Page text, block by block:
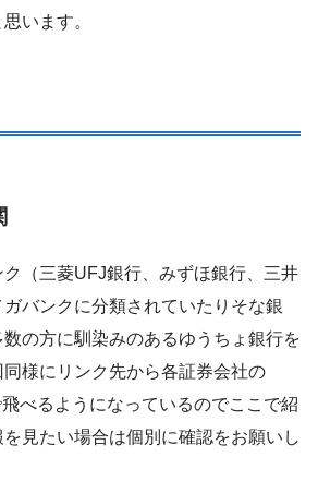
います。
（三菱UFJ銀行、みずほ銀行、三井
バンクに分類されていたりそな銀
の方に馴染みのあるゆうちょ銀行を
様にリンク先から各証券会社の
べるようになっているのでここで紹
見たい場合は個別に確認をお願いし